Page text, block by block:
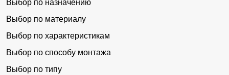
Выбор по назначению
Выбор по материалу
Выбор по характеристикам
Выбор по способу монтажа
Выбор по типу